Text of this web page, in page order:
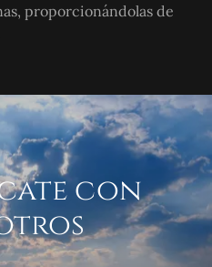
proporcionándolas de
con